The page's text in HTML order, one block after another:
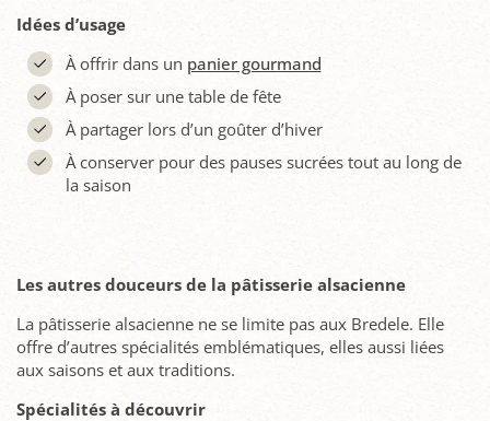
Idées d’usage
À offrir dans un panier gourmand
À poser sur une table de fête
À partager lors d’un goûter d’hiver
À conserver pour des pauses sucrées tout au long de
la saison
Les autres douceurs de la pâtisserie alsacienne
La pâtisserie alsacienne ne se limite pas aux Bredele. Elle
offre d’autres spécialités emblématiques, elles aussi liées
aux saisons et aux traditions.
Spécialités à découvrir